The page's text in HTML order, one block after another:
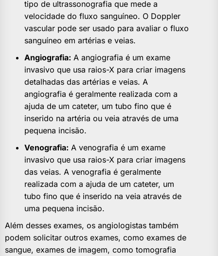
tipo de ultrassonografia que mede a
velocidade do fluxo sanguíneo. O Doppler
vascular pode ser usado para avaliar o fluxo
sanguíneo em artérias e veias.
Angiografia: A angiografia é um exame
invasivo que usa raios-X para criar imagens
detalhadas das artérias e veias. A
angiografia é geralmente realizada com a
ajuda de um cateter, um tubo fino que é
inserido na artéria ou veia através de uma
pequena incisão.
Venografia: A venografia é um exame
invasivo que usa raios-X para criar imagens
das veias. A venografia é geralmente
realizada com a ajuda de um cateter, um
tubo fino que é inserido na veia através de
uma pequena incisão.
Além desses exames, os angiologistas também
podem solicitar outros exames, como exames de
sangue, exames de imagem, como tomografia